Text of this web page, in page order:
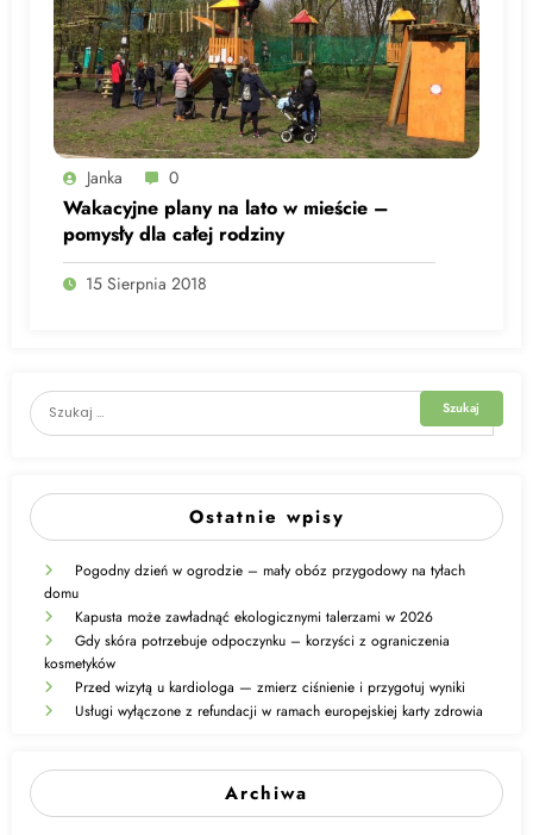
Janka 0
Wakacyjne plany na lato w mieście –
pomysły dla całej rodziny
15 Sierpnia 2018
Ostatnie wpisy
Pogodny dzień w ogrodzie – mały obóz przygodowy na tyłach
domu
Kapusta może zawładnąć ekologicznymi talerzami w 2026
Gdy skóra potrzebuje odpoczynku – korzyści z ograniczenia
kosmetyków
Przed wizytą u kardiologa — zmierz ciśnienie i przygotuj wyniki
Usługi wyłączone z refundacji w ramach europejskiej karty zdrowia
Archiwa